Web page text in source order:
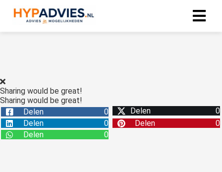
Sharing would be great!
Sharing would be great!
Delen
0 Delen
0
Delen
0 Delen
0
Delen
0